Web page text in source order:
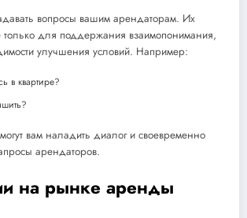
вопросы вашим арендаторам. Их
для поддержания взаимопонимания,
улучшения условий. Например:
в квартире?
вам наладить диалог и своевременно
арендаторов.
на рынке аренды